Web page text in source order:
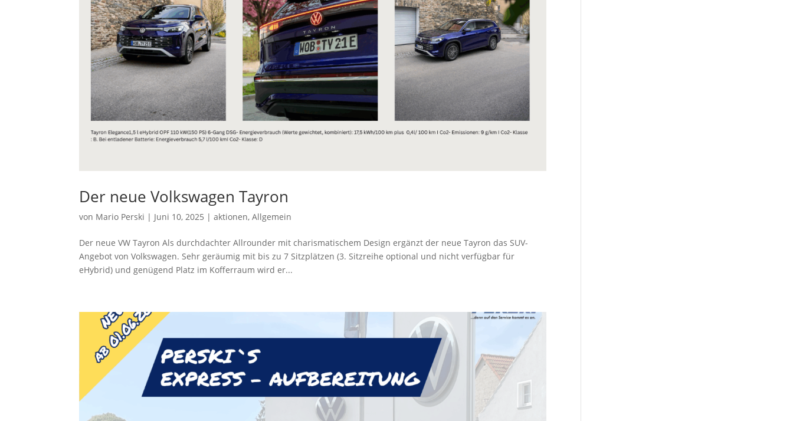
Der neue Volkswagen Tayron
von Mario Perski | Juni 10, 2025 |aktionen,Allgemein
Der neue VW Tayron Als durchdachter Allrounder mit charismatischem Design ergänzt der neue Tayron das SUV-
Angebot von Volkswagen. Sehr geräumig mit bis zu 7 Sitzplätzen (3. Sitzreihe optional und nicht verfügbar für
eHybrid) und genügend Platz im Kofferraum wird er...